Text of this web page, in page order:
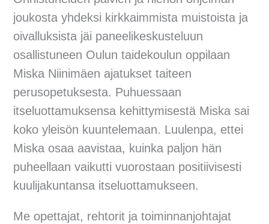
joukosta yhdeksi kirkkaimmista muistoista ja
oivalluksista jäi paneelikeskusteluun
osallistuneen Oulun taidekoulun oppilaan
Miska Niinimäen ajatukset taiteen
perusopetuksesta. Puhuessaan
itseluottamuksensa kehittymisestä Miska sai
koko yleisön kuuntelemaan. Luulenpa, ettei
Miska osaa aavistaa, kuinka paljon hän
puheellaan vaikutti vuorostaan positiivisesti
kuulijakuntansa itseluottamukseen.
Me opettajat, rehtorit ja toiminnanjohtajat